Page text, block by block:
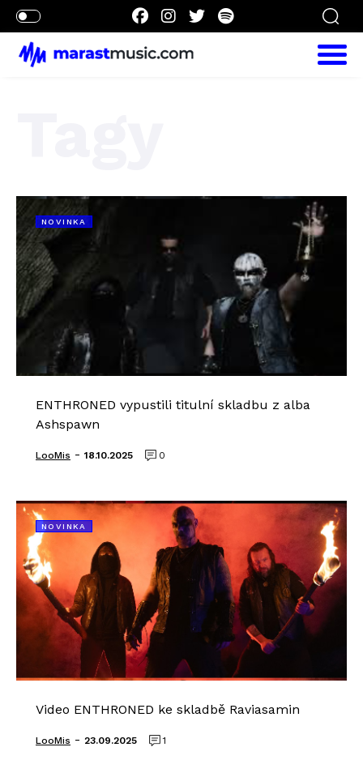
NOVINKA
ENTHRONED vypustili titulní skladbu z alba
Ashspawn
LooMis - 18.10.2025 0
NOVINKA
Video ENTHRONED ke skladbě Raviasamin
LooMis - 23.09.2025 1